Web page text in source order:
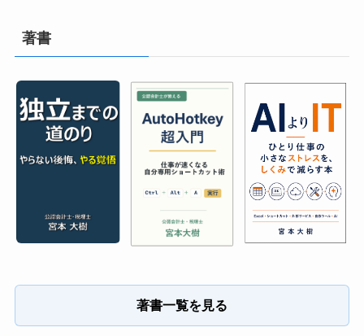
著書
著書一覧を見る